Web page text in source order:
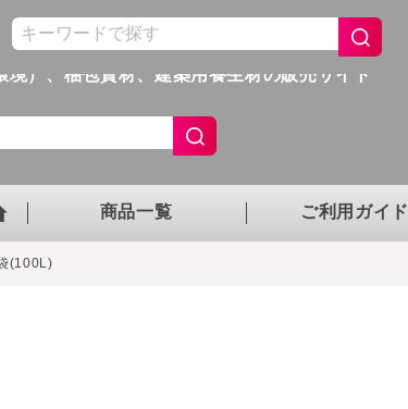
）、梱包資材、 建築用養生材の販売サイト
商品一覧 ご利用ガイド
(100L)